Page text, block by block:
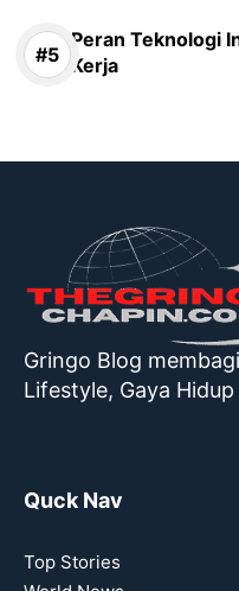
Peran Teknologi
Kerja
Gringo Blog
Lifestyle, Gaya
Quck Nav
Top Stories